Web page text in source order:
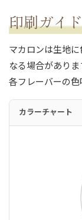
印刷ガイド
マカロンは生地
なる場合がありま
各フレーバーの色
カラーチャート